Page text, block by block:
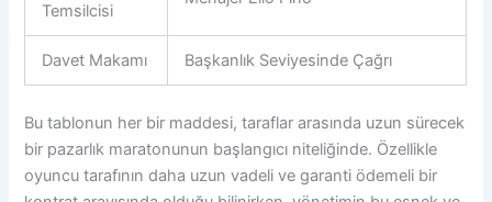
Temsilcisi
Davet Makamı Başkanlık Seviyesinde Çağrı
Bu tablonun her bir maddesi, taraflar arasında uzun sürecek
bir pazarlık maratonunun başlangıcı niteliğinde. Özellikle
oyuncu tarafının daha uzun vadeli ve garanti ödemeli bir